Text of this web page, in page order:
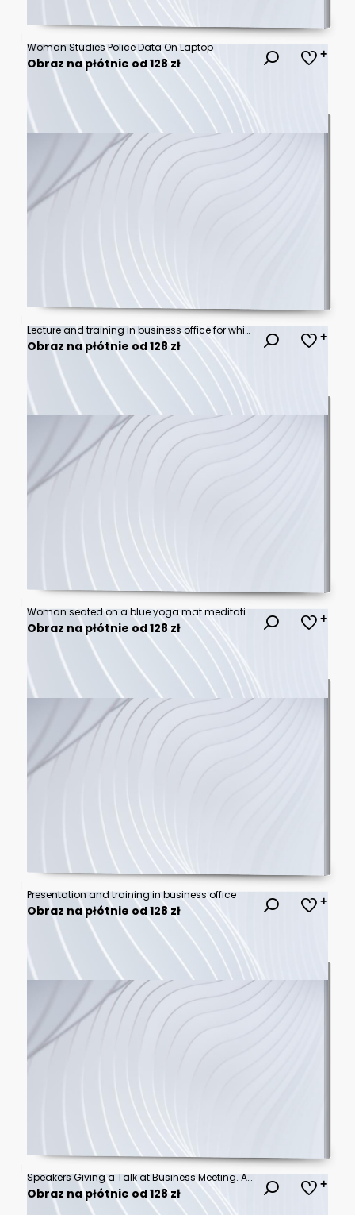
Woman Studies Police Data On Laptop
Obraz na płótnie od 128 zł
Lecture and training in business office for white collar colleagues. Focus on hands of speaker.
Obraz na płótnie od 128 zł
Woman seated on a blue yoga mat meditating with closed eyes and relaxed face, curly hair and large glasses, exercise balls and foam roller nearby in studio; calm wellness.
Obraz na płótnie od 128 zł
Presentation and training in business office
Obraz na płótnie od 128 zł
Speakers Giving a Talk at Business Meeting. Audience in the conference hall. Business and Entrepreneurship concept.
Obraz na płótnie od 128 zł